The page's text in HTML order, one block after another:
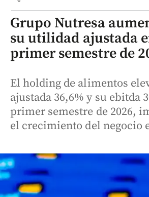
Grupo Nutresa
su utilidad ajustada
primer semestre de
El holding de alimentos
ajustada 36,6% y su ebitda
primer semestre de 2026,
el crecimiento del negocio